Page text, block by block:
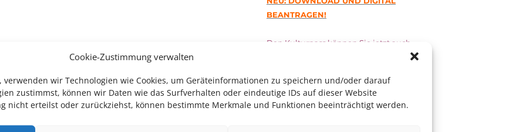
Cookie-Zustimmung verwalten
wir Technologien wie Cookies, um Geräteinformationen zu speichern und/oder darauf
zustimmst, können wir Daten wie das Surfverhalten oder eindeutige IDs auf dieser Website
nicht erteilst oder zurückziehst, können bestimmte Merkmale und Funktionen beeinträchtigt werden.
BEANTRAGEN!
Den Kulturpass können Sie jetzt auch
esunterschriebenzusammen mit
dem aktuellen
(Bürgergeld/